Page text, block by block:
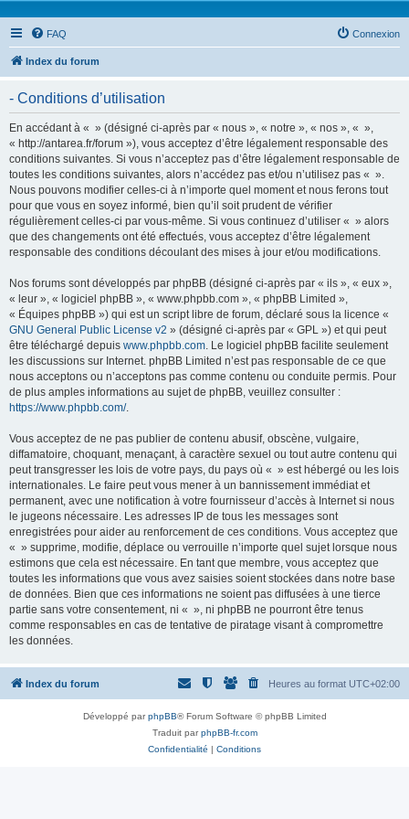
FAQ Connexion
Index du forum
- Conditions d’utilisation
En accédant à « » (désigné ci-après par « nous », « notre », « nos », « »,
« http://antarea.fr/forum »), vous acceptez d’être légalement responsable des
conditions suivantes. Si vous n’acceptez pas d’être légalement responsable de
toutes les conditions suivantes, alors n’accédez pas et/ou n’utilisez pas « ».
Nous pouvons modifier celles-ci à n’importe quel moment et nous ferons tout
pour que vous en soyez informé, bien qu’il soit prudent de vérifier
régulièrement celles-ci par vous-même. Si vous continuez d’utiliser « » alors
que des changements ont été effectués, vous acceptez d’être légalement
responsable des conditions découlant des mises à jour et/ou modifications.
Nos forums sont développés par phpBB (désigné ci-après par « ils », « eux »,
« leur », « logiciel phpBB », « www.phpbb.com », « phpBB Limited »,
« Équipes phpBB ») qui est un script libre de forum, déclaré sous la licence «
GNU General Public License v2 » (désigné ci-après par « GPL ») et qui peut
être téléchargé depuis www.phpbb.com. Le logiciel phpBB facilite seulement
les discussions sur Internet. phpBB Limited n’est pas responsable de ce que
nous acceptons ou n’acceptons pas comme contenu ou conduite permis. Pour
de plus amples informations au sujet de phpBB, veuillez consulter :
https://www.phpbb.com/.
Vous acceptez de ne pas publier de contenu abusif, obscène, vulgaire,
diffamatoire, choquant, menaçant, à caractère sexuel ou tout autre contenu qui
peut transgresser les lois de votre pays, du pays où « » est hébergé ou les lois
internationales. Le faire peut vous mener à un bannissement immédiat et
permanent, avec une notification à votre fournisseur d’accès à Internet si nous
le jugeons nécessaire. Les adresses IP de tous les messages sont
enregistrées pour aider au renforcement de ces conditions. Vous acceptez que
« » supprime, modifie, déplace ou verrouille n’importe quel sujet lorsque nous
estimons que cela est nécessaire. En tant que membre, vous acceptez que
toutes les informations que vous avez saisies soient stockées dans notre base
de données. Bien que ces informations ne soient pas diffusées à une tierce
partie sans votre consentement, ni « », ni phpBB ne pourront être tenus
comme responsables en cas de tentative de piratage visant à compromettre
les données.
Index du forum Heures au format UTC+02:00
Développé parphpBB® Forum Software © phpBB Limited
Traduit parphpBB-fr.com
Confidentialité | Conditions